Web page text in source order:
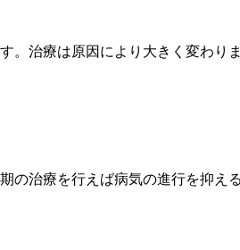
。治療は原因により大きく変わり
治療を行えば病気の進行を抑え